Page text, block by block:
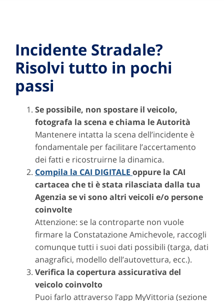
Incidente Stradale?
Risolvi tutto in pochi
passi
Se possibile, non spostare il veicolo,
fotografa la scena e chiama le Autorità
Mantenere intatta la scena dell’incidente è
fondamentale per facilitare l’accertamento
dei fatti e ricostruirne la dinamica.
Compila la CAI DIGITALE oppure la CAI
cartacea che ti è stata rilasciata dalla tua
Agenzia se vi sono altri veicoli e/o persone
coinvolte
Attenzione: se la controparte non vuole
firmare la Constatazione Amichevole, raccogli
comunque tutti i suoi dati possibili (targa, dati
anagrafici, modello dell’autovettura, ecc.).
Verifica la copertura assicurativa del
veicolo coinvolto
Puoi farlo attraverso l’app MyVittoria (sezione